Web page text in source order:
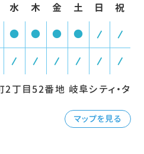
水 木 金 土 日 祝
● ● ● ● / /
/ / / / / /
丁目52番地 岐阜シティ・タ
マップを見る